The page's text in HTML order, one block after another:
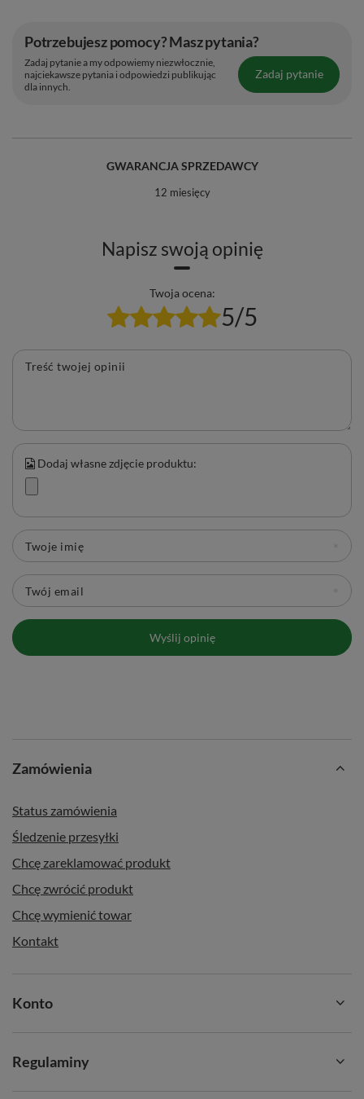
Potrzebujesz pomocy? Masz pytania?
Zadaj pytanie a my odpowiemy niezwłocznie,
najciekawsze pytania i odpowiedzi publikując
dla innych.
Zadaj pytanie
GWARANCJA SPRZEDAWCY
12 miesięcy
Napisz swoją opinię
Twoja ocena:
5/5
Treść twojej opinii
Dodaj własne zdjęcie produktu:
Twoje imię
Twój email
Wyślij opinię
Zamówienia
Status zamówienia
Śledzenie przesyłki
Chcę zareklamować produkt
Chcę zwrócić produkt
Chcę wymienić towar
Kontakt
Konto
Regulaminy